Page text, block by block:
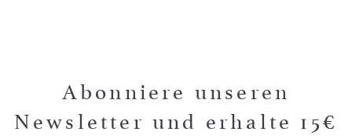
Abonniere unseren
Newsletter und erhalte 15€